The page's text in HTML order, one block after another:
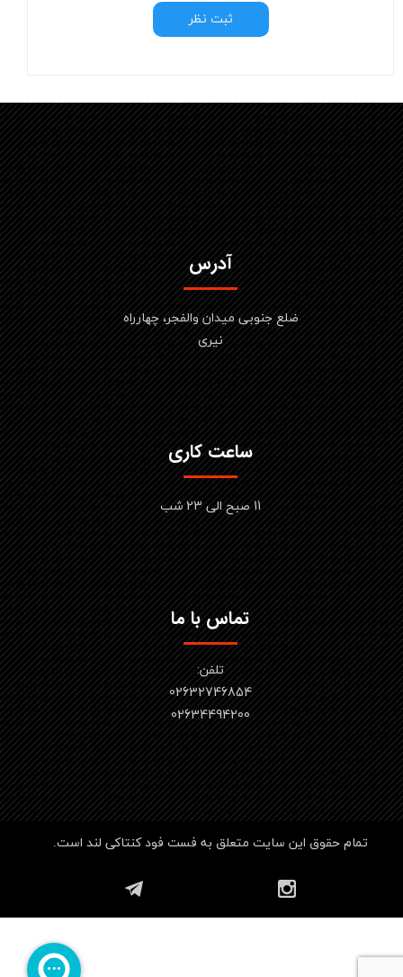
ثبت نظر
تمام حقوق این سایت متعلق به فست فود کنتاکی لند است.
آدرس
ضلع جنوبی میدان والفجر، چهارراه
نیری
ساعت کاری
11 صبح الی 23 شب
تماس با ما
تلفن:
02632746854
​​​​​​​02634494200